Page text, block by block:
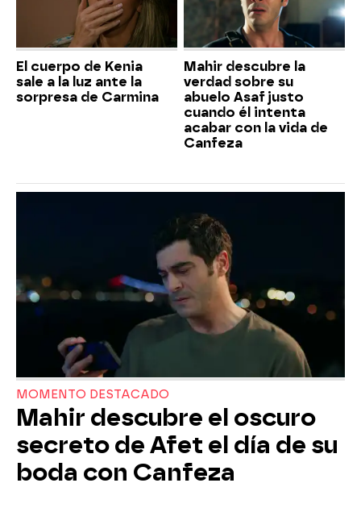
El cuerpo de Kenia
sale a la luz ante la
sorpresa de Carmina
Mahir descubre la
verdad sobre su
abuelo Asaf justo
cuando él intenta
acabar con la vida de
Canfeza
MOMENTO DESTACADO
Mahir descubre el oscuro
secreto de Afet el día de su
boda con Canfeza